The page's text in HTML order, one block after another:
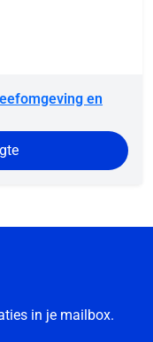
en
in je mailbox.